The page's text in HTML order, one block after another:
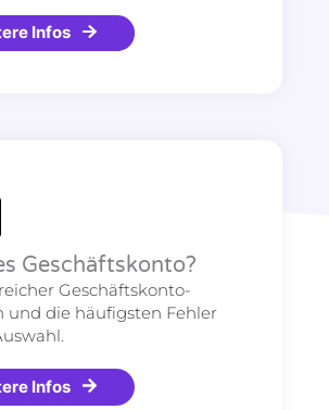
Infos
Geschäftskonto?
Geschäftskonto-
und die häufigsten Fehler
Infos